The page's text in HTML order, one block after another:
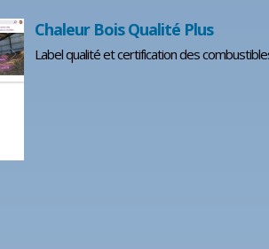
Chaleur Bois Qualité Plus
Label qualité et certification des